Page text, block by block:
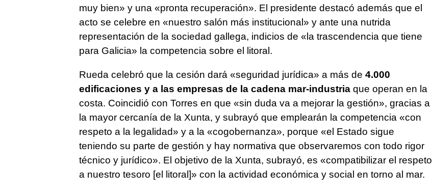
muy bien» y una «pronta recuperación». El presidente destacó además que el
acto se celebre en «nuestro salón más institucional» y ante una nutrida
representación de la sociedad gallega, indicios de «la trascendencia que tiene
para Galicia» la competencia sobre el litoral.
Rueda celebró que la cesión dará «seguridad jurídica» a más de 4.000
edificaciones y a las empresas de la cadena mar-industriaque operan en la
costa. Coincidió con Torres en que «sin duda va a mejorar la gestión», gracias a
la mayor cercanía de la Xunta, y subrayó que emplearán la competencia «con
respeto a la legalidad» y a la «cogobernanza», porque «el Estado sigue
teniendo su parte de gestión y hay normativa que observaremos con todo rigor
técnico y jurídico». El objetivo de la Xunta, subrayó, es «compatibilizar el respeto
a nuestro tesoro [el litoral]» con la actividad económica y social en torno al mar.